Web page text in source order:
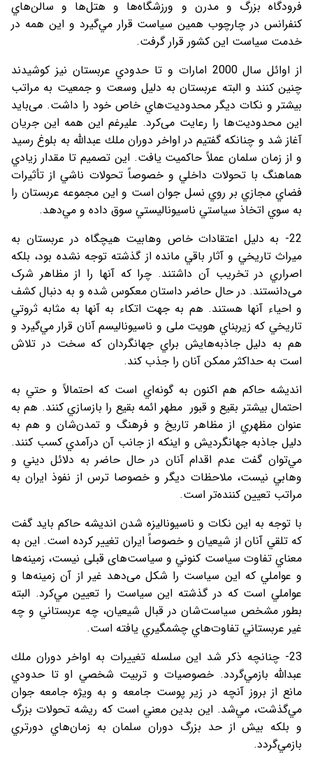
فرودگاه بزرگ و مدرن و ورزشگاه‌ها و هتل‌ها و سالن‌هاي
كنفرانس در چارچوب همين سياست قرار مي‌گيرد و این همه در
خدمت سیاست این کشور قرار گرفت.
از اوائل سال 2000 امارات و تا حدودي عربستان نيز كوشيدند
چنين كنند و البته عربستان به دليل وسعت و جمعيت به مراتب
بيشتر و نكات ديگر محدوديت‌هاي خاص خود را داشت. می‌باید
این محدودیت‌ها را رعایت می‌کرد. علیرغم این همه اين جريان
آغاز شد و چنانكه گفتيم در اواخر دوران ملك عبدالله به بلوغ رسيد
و از زمان سلمان عملاً حاكميت يافت. اين تصميم تا مقدار زيادي
هماهنگ با تحولات داخلي و خصوصاً تحولات ناشي از تأثيرات
فضاي مجازي بر روي نسل جوان است و اين مجموعه عربستان را
به سوي اتخاذ سياستي ناسيوناليستي سوق داده و مي‌دهد.
22- به دلیل اعتقادات خاص وهابيت هيچگاه در عربستان به
ميراث تاريخي و آثار باقي‌ مانده از گذشته توجه نشده بود، بلكه
اصراري در تخريب آن داشتند. چرا که آنها را از مظاهر شرک
می‌دانستند. در حال حاضر داستان معكوس شده و به دنبال كشف
و احياء آنها هستند. هم به جهت اتكاء به آنها به مثابه ثروتي
تاريخي كه زيربناي هويت ملی و ناسيوناليسم آنان قرار مي‌گيرد و
هم به دليل جاذبه‌هايش براي جهانگردان كه سخت در تلاش
است به حداكثر ممكن آنان را جذب كند.
انديشه حاكم هم اكنون به گونه‌اي است كه احتمالاً و حتي به
احتمال بيشتر بقيع و قبور مطهر ائمه بقيع را بازسازي كنند. هم به
عنوان مظهري از مظاهر تاريخ و فرهنگ و تمدن‌شان و هم به
دليل جاذبه جهانگرديش و اينكه از جانب آن درآمدي كسب كنند.
مي‌توان گفت عدم اقدام آنان در حال حاضر به دلائل ديني و
وهابي نيست، ملاحظات دیگر و خصوصا ترس از نفوذ ایران به
مراتب تعيين كننده‌تر است.
با توجه به اين نكات و ناسیونالیزه شدن اندیشه حاکم بايد گفت
كه تلقي آنان از شيعيان و خصوصاً ايران تغيير كرده است. اين به
معناي تفاوت سياست كنوني و سیاست‌های قبلی نيست، زمينه‌ها
و عواملي كه اين سياست را شکل می‌دهد غير از آن زمينه‌ها و
عواملي است كه در گذشته اين سياست را تعيين مي‌كرد. البته
بطور مشخص سياست‌شان در قبال شيعيان، چه عربستاني و چه
غير عربستاني تفاوت‌هاي چشمگيري یافته است.
23- چنانچه ذكر شد اين سلسله تغييرات به اواخر دوران ملك
عبدالله بازمي‌گردد. خصوصيات و تربيت شخصي او تا حدودي
مانع از بروز آنچه در زير پوست جامعه و به ویژه جامعه جوان
مي‌گذشت، مي‌شد. اين بدين معني است كه ريشه تحولات بزرگ
و بلكه بيش از حد بزرگ دوران سلمان به زمان‌هاي دورتري
بازمي‌گردد.